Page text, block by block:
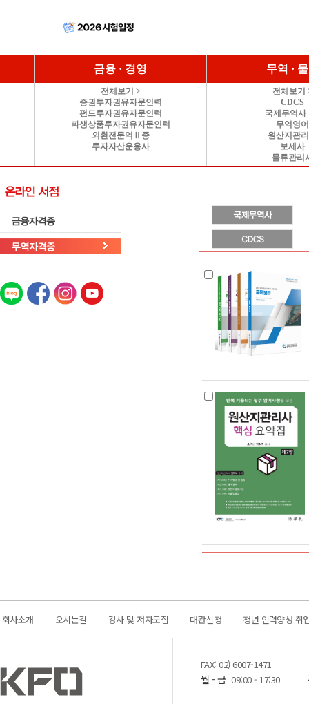
금융 · 경영
전체보기 >
증권투자권유자문인력
펀드투자권유자문인력
파생상품투자권유자문인력
외환전문역Ⅱ종
투자자산운용사
무역 ·
전체보기
CDCS
국제무역사
무역영어
원산지관
보세사
물류관리
회사소개 오시는길 강사 및 저자모집 대관신청 청년 인력양성 취
FAX: 02) 6007-1471
월 - 금 09:00 - 17:30